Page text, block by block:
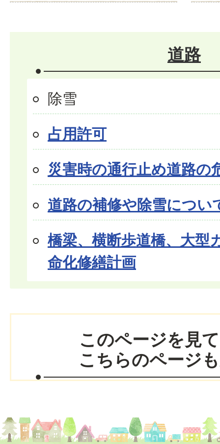
道路
除雪
占用許可
災害時の通行止め道路の
道路の補修や除雪につい
橋梁、横断歩道橋、大型
命化修繕計画
このページを見
こちらのページ